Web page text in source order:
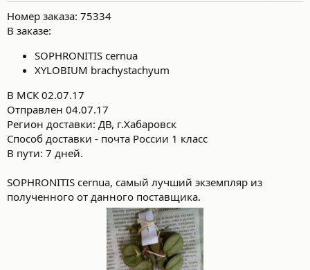
Номер заказа: 75334
В заказе:
SOPHRONITIS cernua
XYLOBIUM brachystachyum
В МСК 02.07.17
Отправлен 04.07.17
Регион доставки: ДВ, г.Хабаровск
Способ доставки - почта России 1 класс
В пути: 7 дней.
SOPHRONITIS cernua, самый лучший экземпляр из
полученного от данного поставщика.